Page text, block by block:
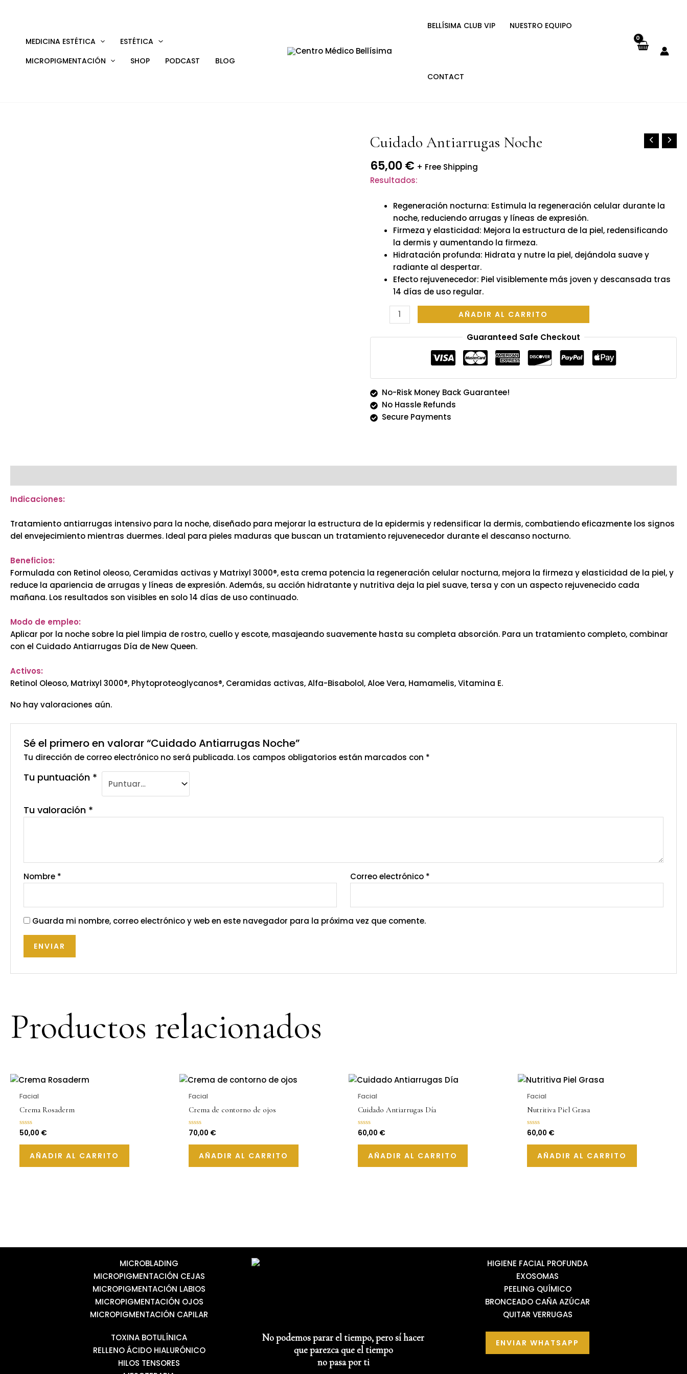
MEDICINA ESTÉTICA
ESTÉTICA
MICROPIGMENTACIÓN
SHOP PODCAST BLOG
BELLÍSIMA CLUB VIP NUESTRO EQUIPO
CONTACT
Cuidado Antiarrugas Noche
65,00€ + Free Shipping
Resultados:
Regeneración nocturna: Estimula la regeneración celular durante la
noche, reduciendo arrugas y líneas de expresión.
Firmeza y elasticidad: Mejora la estructura de la piel, redensificando
la dermis y aumentando la firmeza.
Hidratación profunda: Hidrata y nutre la piel, dejándola suave y
radiante al despertar.
Efecto rejuvenecedor: Piel visiblemente más joven y descansada tras
14 días de uso regular.
Cuidado
Noche
cantidad
AÑADIR AL CARRITO
Guaranteed Safe Checkout
No-Risk Money Back Guarantee!
No Hassle Refunds
Secure Payments
Indicaciones:
Tratamiento antiarrugas intensivo para la noche, diseñado para mejorar la estructura de la epidermis y redensificar la dermis, combatiendo eficazmente los signos
del envejecimiento mientras duermes. Ideal para pieles maduras que buscan un tratamiento rejuvenecedor durante el descanso nocturno.
Beneficios:
Formulada con Retinol oleoso, Ceramidas activas y Matrixyl 3000®, esta crema potencia la regeneración celular nocturna, mejora la firmeza y elasticidad de la piel, y
reduce la apariencia de arrugas y líneas de expresión. Además, su acción hidratante y nutritiva deja la piel suave, tersa y con un aspecto rejuvenecido cada
mañana. Los resultados son visibles en solo 14 días de uso continuado.
Modo de empleo:
Aplicar por la noche sobre la piel limpia de rostro, cuello y escote, masajeando suavemente hasta su completa absorción. Para un tratamiento completo, combinar
con el Cuidado Antiarrugas Día de New Queen.
Activos:
Retinol Oleoso, Matrixyl 3000®, Phytoproteoglycanos®, Ceramidas activas, Alfa-Bisabolol, Aloe Vera, Hamamelis, Vitamina E.
No hay valoraciones aún.
Sé el primero en valorar “Cuidado Antiarrugas Noche”
Tu dirección de correo electrónico no será publicada. Los campos obligatorios están marcados con *
Tu puntuación *
Tu valoración *
Nombre * Correo electrónico *
Guarda mi nombre, correo electrónico y web en este navegador para la próxima vez que comente.
Productos relacionados
Facial
Crema Rosaderm
Valorado
con
0
50,00 €
AÑADIR AL CARRITO
Facial
Crema de contorno de ojos
Valorado
con
0
70,00 €
AÑADIR AL CARRITO
Facial
Cuidado Antiarrugas Día
Valorado
con
0
60,00 €
AÑADIR AL CARRITO
Facial
Nutritiva Piel Grasa
Valorado
con
0
60,00 €
AÑADIR AL CARRITO
MICROBLADING
MICROPIGMENTACIÓN CEJAS
MICROPIGMENTACIÓN LABIOS
MICROPIGMENTACIÓN OJOS
MICROPIGMENTACIÓN CAPILAR
HIGIENE FACIAL PROFUNDA
EXOSOMAS
PEELING QUÍMICO
BRONCEADO CAÑA AZÚCAR
QUITAR VERRUGAS
TOXINA BOTULÍNICA
RELLENO ÁCIDO HIALURÓNICO
HILOS TENSORES
No podemos parar el tiempo, pero sí hacer
que parezca que el tiempo
no pasa por ti
ENVIAR WHATSAPP